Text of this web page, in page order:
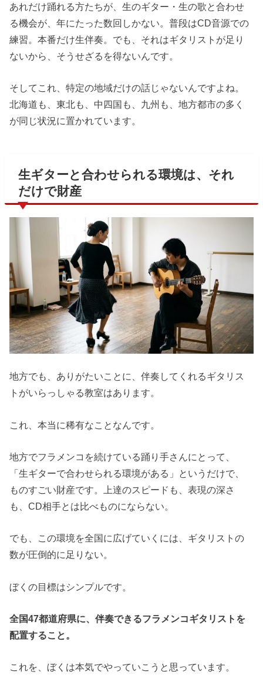
あれだけ踊れる方たちが、生のギター・生の歌と合わせ
る機会が、年にたった数回しかない。普段はCD音源での
練習。本番だけ生伴奏。でも、それはギタリストが足り
ないから、そうせざるを得ないんです。
そしてこれ、特定の地域だけの話じゃないんですよね。
北海道も、東北も、中四国も、九州も、地方都市の多く
が同じ状況に置かれています。
生ギターと合わせられる環境は、それ
だけで財産
地方でも、ありがたいことに、伴奏してくれるギタリス
トがいらっしゃる教室はあります。
これ、本当に稀有なことなんです。
地方でフラメンコを続けている踊り手さんにとって、
「生ギターで合わせられる環境がある」というだけで、
ものすごい財産です。上達のスピードも、表現の深さ
も、CD相手とは比べものにならない。
でも、この環境を全国に広げていくには、ギタリストの
数が圧倒的に足りない。
ぼくの目標はシンプルです。
全国47都道府県に、伴奏できるフラメンコギタリストを
配置すること。
これを、ぼくは本気でやっていこうと思っています。